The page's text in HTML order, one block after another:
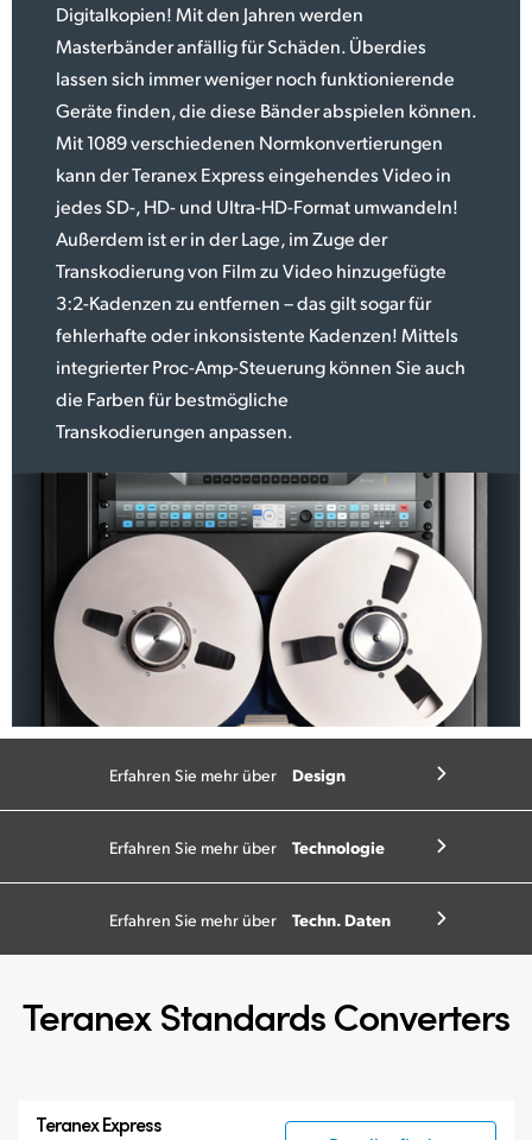
Digitalkopien! Mit den Jahren werden
Masterbänder anfällig für Schäden. Überdies
lassen sich immer weniger noch funktionierende
Geräte finden, die diese Bänder abspielen können.
Mit 1089 verschiedenen Normkonvertierungen
kann der Teranex Express eingehendes Video in
jedes SD-, HD- und Ultra-HD-Format umwandeln!
Außerdem ist er in der Lage, im Zuge der
Transkodierung von Film zu Video hinzugefügte
3:2-Kadenzen zu entfernen – das gilt sogar für
fehlerhafte oder inkonsistente Kadenzen! Mittels
integrierter Proc-Amp-Steuerung können Sie auch
die Farben für bestmögliche
Transkodierungen anpassen.
Erfahren Sie mehr über Design
Erfahren Sie mehr über Technologie
Erfahren Sie mehr über Techn. Daten
Teranex Standards Converters
Teranex Express